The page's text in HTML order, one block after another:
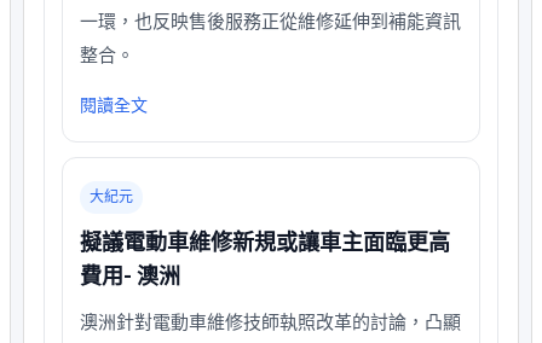
一環，也反映售後服務正從維修延伸到補能資訊
整合。
閱讀全文
大紀元
擬議電動車維修新規或讓車主面臨更高
費用- 澳洲
澳洲針對電動車維修技師執照改革的討論，凸顯